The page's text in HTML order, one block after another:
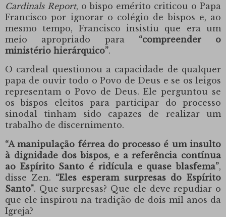
Cardinals Report, o bispo emérito criticou o Papa
Francisco por ignorar o colégio de bispos e, ao
mesmo tempo, Francisco insistiu que era um
meio apropriado para “compreender o
ministério hierárquico”.
O cardeal questionou a capacidade de qualquer
papa de ouvir todo o Povo de Deus e se os leigos
representam o Povo de Deus. Ele perguntou se
os bispos eleitos para participar do processo
sinodal tinham sido capazes de realizar um
trabalho de discernimento.
“A manipulação férrea do processo é um insulto
à dignidade dos bispos, e a referência contínua
ao Espírito Santo é ridícula e quase blasfema”,
disse Zen. “Eles esperam surpresas do Espírito
Santo". Que surpresas? Que ele deve repudiar o
que ele inspirou na tradição de dois mil anos da
Igreja?